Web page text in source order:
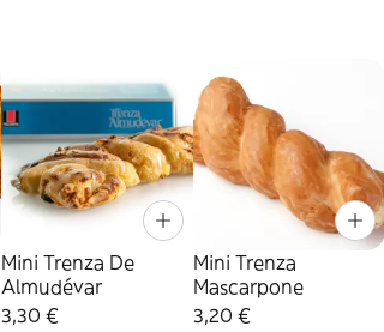
Mini Trenza De
Almudévar
3,30 €
Mini Trenza
Mascarpone
3,20 €